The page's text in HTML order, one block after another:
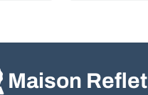
Maison Reflet